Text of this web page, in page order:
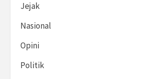
Jejak
Nasional
Opini
Politik